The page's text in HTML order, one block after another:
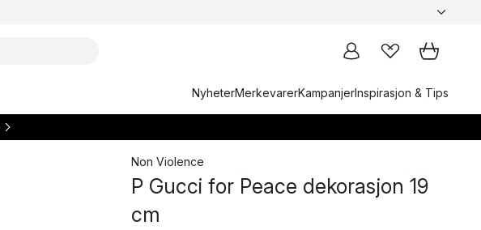
NyheterMerkevarerKampanjerInspirasjon & Tips
Non Violence
P Gucci for Peace dekorasjon 19
cm